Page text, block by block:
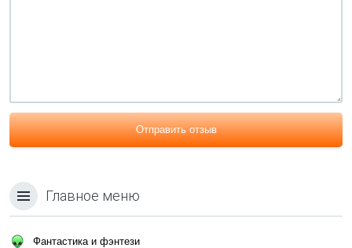
Отправить отзыв
Главное меню
Фантастика и фэнтези